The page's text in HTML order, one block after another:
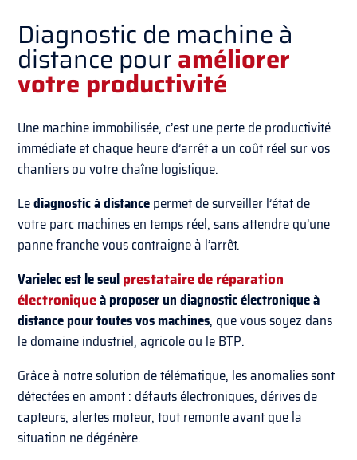
Diagnostic de machine à
distance pouraméliorer
votre productivité
Une machine immobilisée, c’est une perte de productivité
immédiate et chaque heure d’arrêt a un coût réel sur vos
chantiers ou votre chaîne logistique.
Lediagnostic à distancepermet de surveiller l’état de
votre parc machines en temps réel, sans attendre qu’une
panne franche vous contraigne à l’arrêt.
Varielecest le seulprestataire de réparation
électroniqueà proposer un diagnostic électronique à
distance pour toutes vos machines, que vous soyez dans
le domaine industriel, agricole ou le BTP.
Grâce à notre solution de télématique, les anomalies sont
détectées en amont : défauts électroniques, dérives de
capteurs, alertes moteur, tout remonte avant que la
situation ne dégénère.